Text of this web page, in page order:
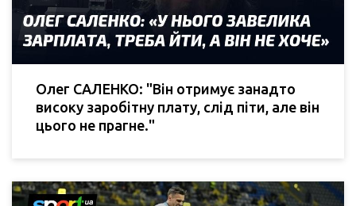
Олег САЛЕНКО: "Він отримує занадто
високу заробітну плату, слід піти, але він
цього не прагне."